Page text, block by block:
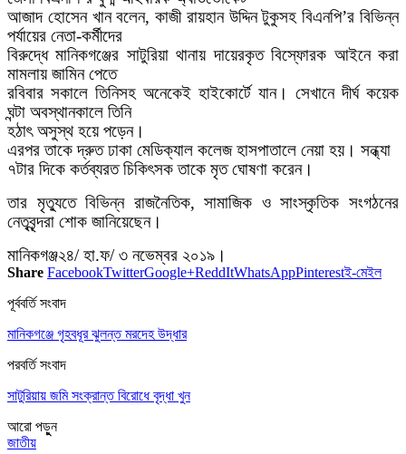
আজাদ হোসেন খান বলেন, কাজী রায়হান উদ্দিন টুকুসহ বিএনপি’র বিভিন্ন
পর্যায়ের নেতা-কর্মীদের
বিরুদ্ধে মানিকগঞ্জের সাটুরিয়া থানায় দায়েরকৃত বিস্ফোরক আইনে করা
মামলায় জামিন পেতে
রবিবার সকালে তিনিসহ অনেকেই হাইকোর্টে যান। সেখানে দীর্ঘ কয়েক
ঘন্টা অবস্থানকালে তিনি
হঠাৎ অসুস্থ হয়ে পড়েন।
এরপর তাকে দ্রুত ঢাকা মেডিক্যাল কলেজ হাসপাতালে নেয়া হয়। সন্ধ্যা
৭টার দিকে কর্তব্যরত চিকিৎসক তাকে মৃত ঘোষণা করেন।
তার মৃত্যুতে বিভিন্ন রাজনৈতিক, সামাজিক ও সাংস্কৃতিক সংগঠনের
নেতৃবৃন্দরা শোক জানিয়েছেন।
মানিকগঞ্জ২৪/ হা.ফ/ ৩ নভেম্বর ২০১৯।
Share FacebookTwitterGoogle+ReddItWhatsAppPinterestই-মেইল
পূর্ববর্তি সংবাদ
মানিকগঞ্জে গৃহবধূর ঝুলন্ত মরদেহ উদ্ধার
পরবর্তি সংবাদ
সাটুরিয়ায় জমি সংক্রান্ত বিরোধে বৃদ্ধা খুন
আরো পড়ুুন
জাতীয়